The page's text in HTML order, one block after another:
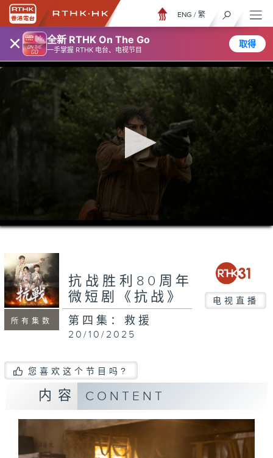
× 全新 RTHK On The Go
一手掌握 RTHK 电台、电视节目
取得
ENG / 繁
seconds
minutes,
7
seconds
所有集数
抗战胜利80周年
微短剧《抗战》
电视直播
第四集：救援
20/10/2025
您喜欢这个节目吗?
内容 CONTENT